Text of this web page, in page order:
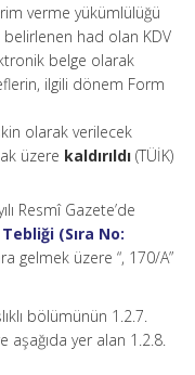
verme yükümlülüğü
belirlenen had olan KDV
belge olarak
ilgili dönem Form
olarak verilecek
üzere kaldırıldı (TÜİK)
Resmî Gazete’de
(Sıra No:
gelmek üzere “, 170/A”
bölümünün 1.2.7.
aşağıda yer alan 1.2.8.